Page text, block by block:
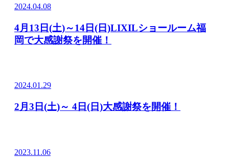
2024.04.08
4月13日(土)～14日(日)LIXILショールーム福
岡で大感謝祭を開催！
2024.01.29
2月3日(土)～ 4日(日)大感謝祭を開催！
2023.11.06